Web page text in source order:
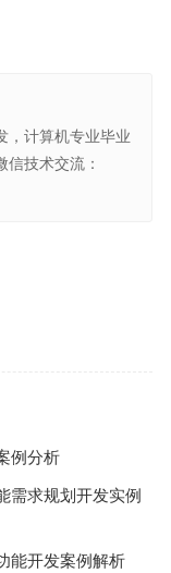
，计算机专业毕业
技术交流：
例分析
需求规划开发实例
能开发案例解析